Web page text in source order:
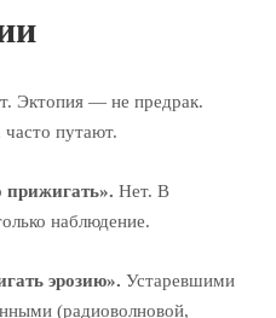
Эктопия — не предрак.
путают.
прижигать». Нет. В
наблюдение.
эрозию». Устаревшими
(радиоволновой,